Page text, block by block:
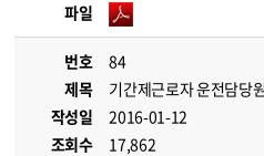
파일
번호
84
제목
기간제근로자 운전담당
작성일
2016-01-12
조회수
17,862